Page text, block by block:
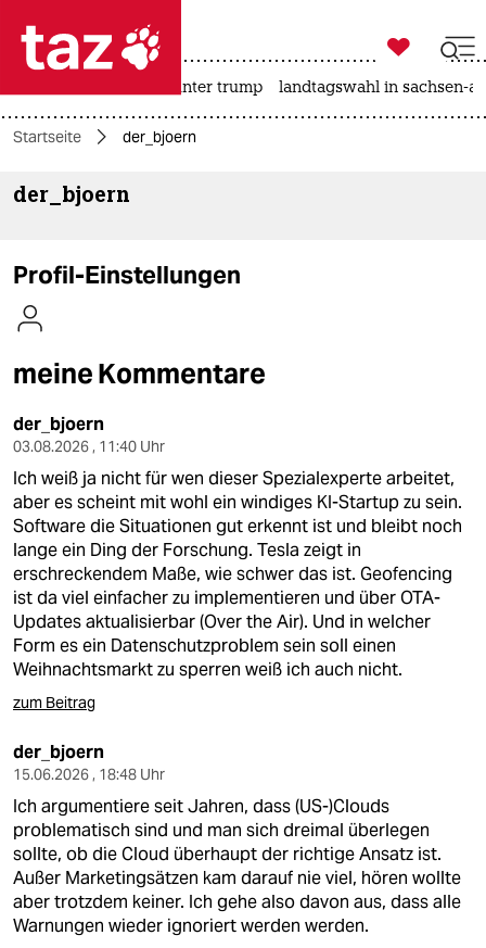
 taz zahl ich
taz zahl ich
themen
kultur
sport
berlin
nord
wahrheit
verlag
verlag
shop
fragen & hilfe
unterstützen
abo
genossenschaft

taz zahl ich
usa unter trump landtagswahl in sachsen-
Startseite der_bjoern
der_bjoern
Profil-Einstellungen
meine Kommentare
der_bjoern
03.08.2026 , 11:40 Uhr
Ich weiß ja nicht für wen dieser Spezialexperte arbeitet,
aber es scheint mit wohl ein windiges KI-Startup zu sein.
Software die Situationen gut erkennt ist und bleibt noch
lange ein Ding der Forschung. Tesla zeigt in
erschreckendem Maße, wie schwer das ist. Geofencing
ist da viel einfacher zu implementieren und über OTA-
Updates aktualisierbar (Over the Air). Und in welcher
Form es ein Datenschutzproblem sein soll einen
Weihnachtsmarkt zu sperren weiß ich auch nicht.
zum Beitrag
der_bjoern
15.06.2026 , 18:48 Uhr
Ich argumentiere seit Jahren, dass (US-)Clouds
problematisch sind und man sich dreimal überlegen
sollte, ob die Cloud überhaupt der richtige Ansatz ist.
Außer Marketingsätzen kam darauf nie viel, hören wollte
aber trotzdem keiner. Ich gehe also davon aus, dass alle
Warnungen wieder ignoriert werden werden.